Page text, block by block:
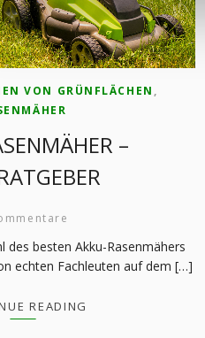
VON GRÜNFLÄCHEN,
–
des besten Akku-Rasenmähers
echten Fachleuten auf dem […]
READING